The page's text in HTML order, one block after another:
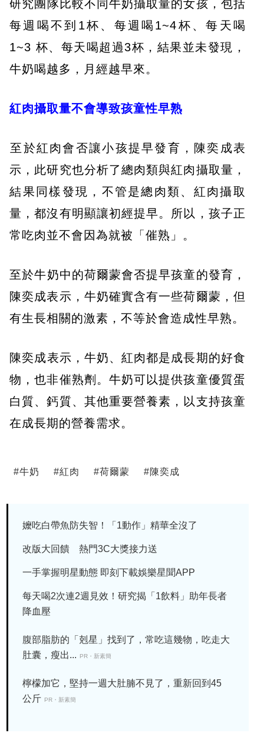
​研究團隊比較不同牛奶攝取量的女孩，包括
每週喝不到1杯、每週喝1~4杯、每天喝
1~3 杯、每天喝超過3杯，結果並未發現，
牛奶喝越多，月經越早來。
紅肉攝取量不會導致孩童性早熟
​至於紅肉會否讓小孩提早發育，陳奕成表
示，此研究也分析了總肉類與紅肉攝取量，
結果同樣發現，不管是總肉類、紅肉攝取
量，都沒有明顯讓初經提早。所以，孩子正
常吃肉並不會因為就被「催熟」。
​至於牛奶中的荷爾蒙會否提早孩童的發育，
陳奕成表示，牛奶確實含有一些荷爾蒙，但
有生長相關的激素，不等於會造成性早熟。
​陳奕成表示，​牛奶、紅肉都是成長期的好食
物，也非催熟劑。牛奶可以提供孩童優質蛋
白質、鈣質、其他重要營養素，以支持孩童
在成長期的營養需求。​
#牛奶 #紅肉 #荷爾蒙 #陳奕成
嬤吃白帶魚防失智！「1動作」精華全沒了
改版大回饋 熱門3C大獎接力送
一手掌握明星動態 即刻下載娛樂星聞APP
每天喝2次連2週見效！研究揭「1飲料」助年長者
降血壓
腹部脂肪的「剋星」找到了，常吃這幾物，吃走大
肚囊，瘦出...
PR・新素簡
檸檬加它，堅持一週大肚腩不見了，重新回到45
公斤 PR・新素簡